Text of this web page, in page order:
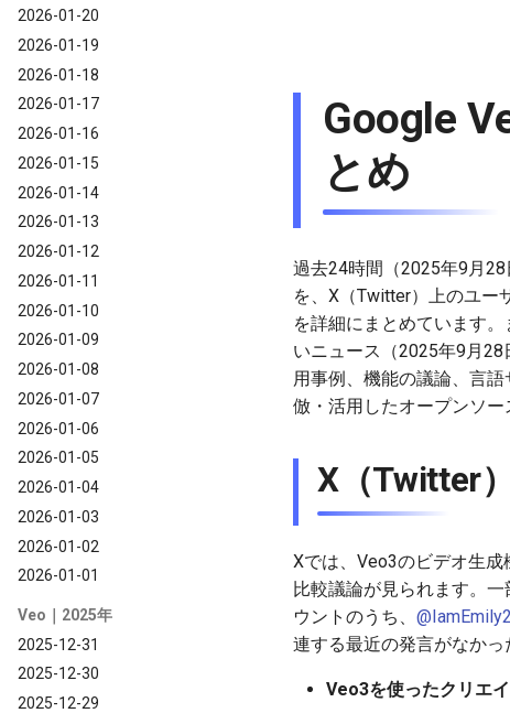
2026-01-20
2026-01-19
2026-01-18
2026-01-17
2026-01-16
2026-01-15
2026-01-14
2026-01-13
2026-01-12
2026-01-11
2026-01-10
2026-01-09
2026-01-08
2026-01-07
2026-01-06
2026-01-05
2026-01-04
2026-01-03
2026-01-02
2026-01-01
Veo｜2025年
2025-12-31
2025-12-30
2025-12-29
Google
とめ
過去24時間（2025年9月
を、X（Twitter）上のユー
を詳細にまとめています
いニュース（2025年9月
用事例、機能の議論、言
倣・活用したオープンソー
X（Twitter
Xでは、Veo3のビデオ生
比較議論が見られます。
ウントのうち、
連する最近の発言がなかっ
Veo3を使ったクリエ